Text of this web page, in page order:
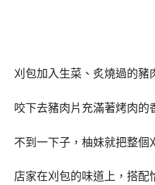
刈包加入生菜、炙燒過的豬
咬下去豬肉片充滿著烤肉的
不到一下子，柚妹就把整個
店家在刈包的味道上，搭配